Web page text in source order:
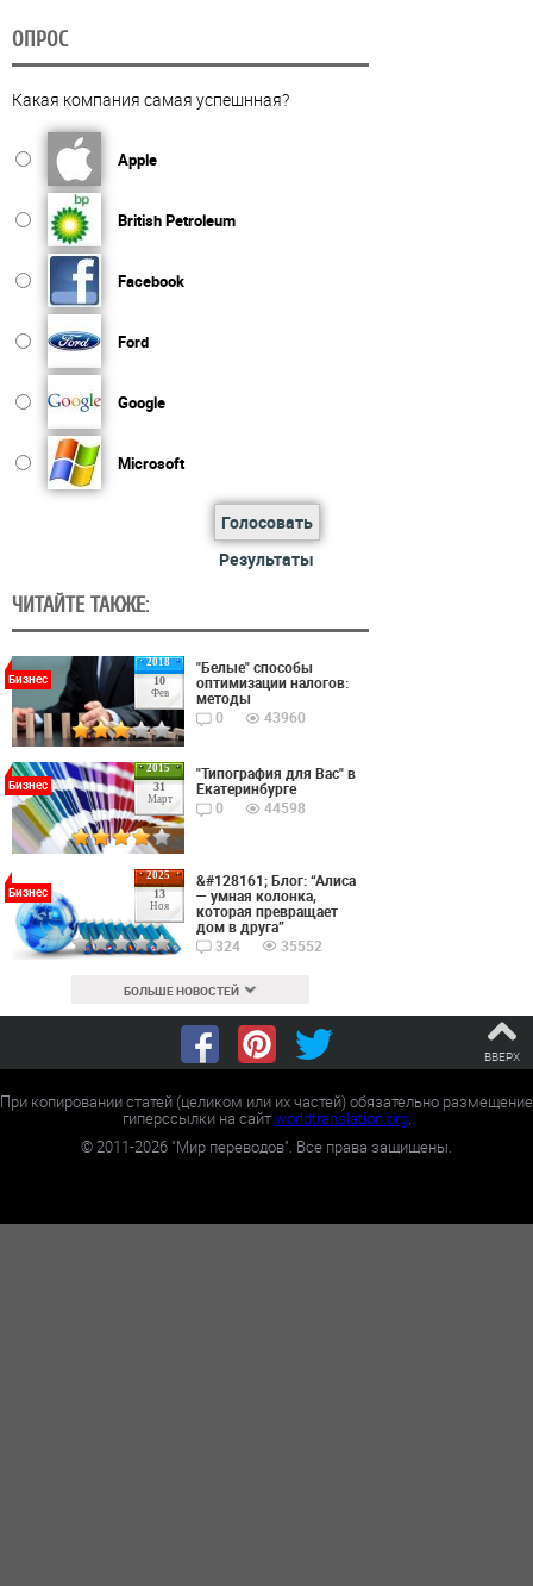
ОПРОС
Какая компания самая успешнная?
Apple
British Petroleum
Facebook
Ford
Google
Microsoft
Голосовать
Результаты
ЧИТАЙТЕ ТАКЖЕ:
2018
10
Фев
Бизнес
"Белые" способы
оптимизации налогов:
методы
0
43960
2015
31
Март
Бизнес
"Типография для Вас" в
Екатеринбурге
0
44598
2025
13
Ноя
Бизнес
&#128161; Блог: “Алиса
— умная колонка,
которая превращает
дом в друга”
324
35552
БОЛЬШЕ НОВОСТЕЙ
ВВЕРХ
При копировании статей (целиком или их частей) обязательно размещение
гиперссылки на сайтworldtranslation.org.
©2011-2026 "Мир переводов". Все права защищены.